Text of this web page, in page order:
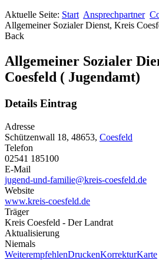
Aktuelle Seite: Start Ansprechpartner
Allgemeiner Sozialer Dienst, Kreis
Back
Allgemeiner Sozialer
Coesfeld ( Jugendamt)
Details Eintrag
Adresse
Schützenwall 18, 48653, Coesfeld
Telefon
02541 185100
E-Mail
jugend-und-familie@kreis-coesfeld.de
Website
www.kreis-coesfeld.de
Träger
Kreis Coesfeld - Der Landrat
Aktualisierung
Niemals
WeiterempfehlenDruckenKorrekturKarte